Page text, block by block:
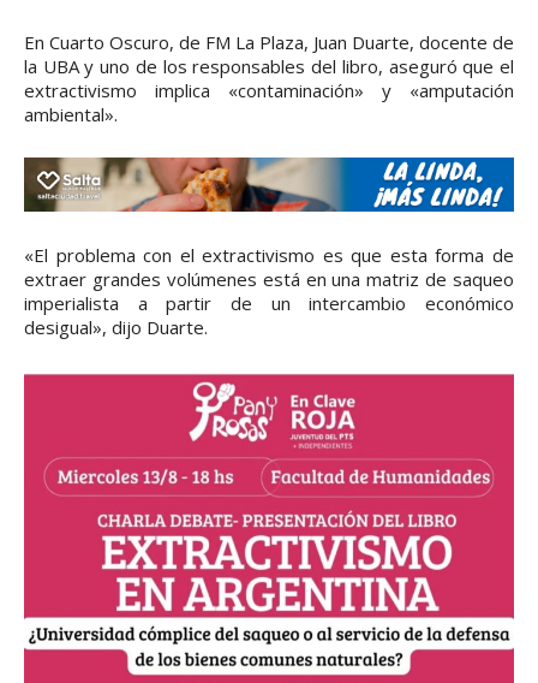
En Cuarto Oscuro, de FM La Plaza, Juan Duarte, docente de
la UBA y uno de los responsables del libro, aseguró que el
extractivismo implica «contaminación» y «amputación
ambiental».
«El problema con el extractivismo es que esta forma de
extraer grandes volúmenes está en una matriz de saqueo
imperialista a partir de un intercambio económico
desigual», dijo Duarte.